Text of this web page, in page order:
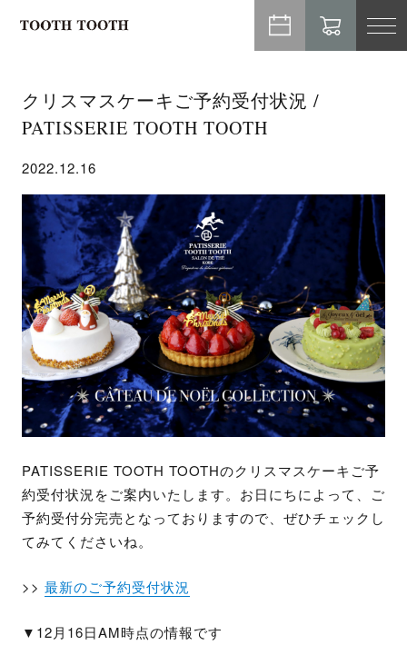
クリスマスケーキご予約受付状況 /
PATISSERIE TOOTH TOOTH
2022.12.16
PATISSERIE TOOTH TOOTHのクリスマスケーキご予
約受付状況をご案内いたします。お日にちによって、ご
予約受付分完売となっておりますので、ぜひチェックし
てみてくださいね。
>> 最新のご予約受付状況
▼12月16日AM時点の情報です